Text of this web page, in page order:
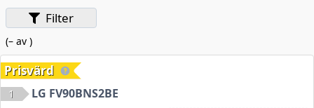
Filter
(– av )
Prisvärd
1 LG FV90BNS2BE